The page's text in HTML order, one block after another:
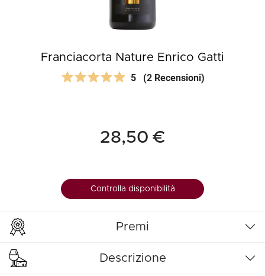
Franciacorta Nature Enrico Gatti
5 (2 Recensioni)
28,50 €
Controlla disponibilità
Premi
Descrizione